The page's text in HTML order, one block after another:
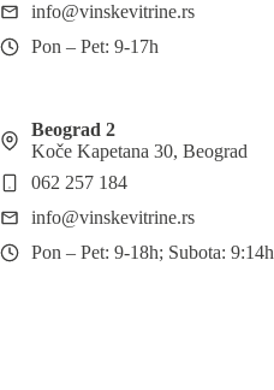
info@vinskevitrine.rs
Pon – Pet: 9-17h
Beograd 2
Koče Kapetana 30, Beograd
062 257 184
info@vinskevitrine.rs
Pon – Pet: 9-18h; Subota: 9:14h